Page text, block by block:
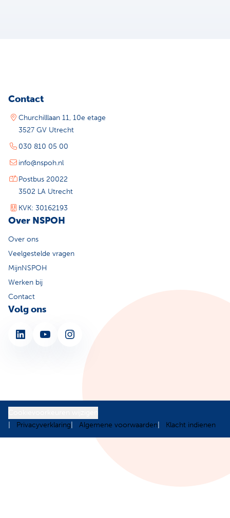
Contact
Churchilllaan 11, 10e etage
3527 GV Utrecht
030 810 05 00
info@nspoh.nl
Postbus 20022
3502 LA Utrecht
KVK: 30162193
Over NSPOH
Over ons
Veelgestelde vragen
MijnNSPOH
Werken bij
Contact
Volg ons
LinkedIn YouTube Instagram
Privacyverklaring
Algemene voorwaarden Klacht indienen